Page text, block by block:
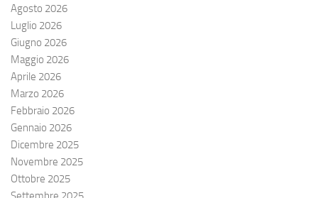
Agosto 2026
Luglio 2026
Giugno 2026
Maggio 2026
Aprile 2026
Marzo 2026
Febbraio 2026
Gennaio 2026
Dicembre 2025
Novembre 2025
Ottobre 2025